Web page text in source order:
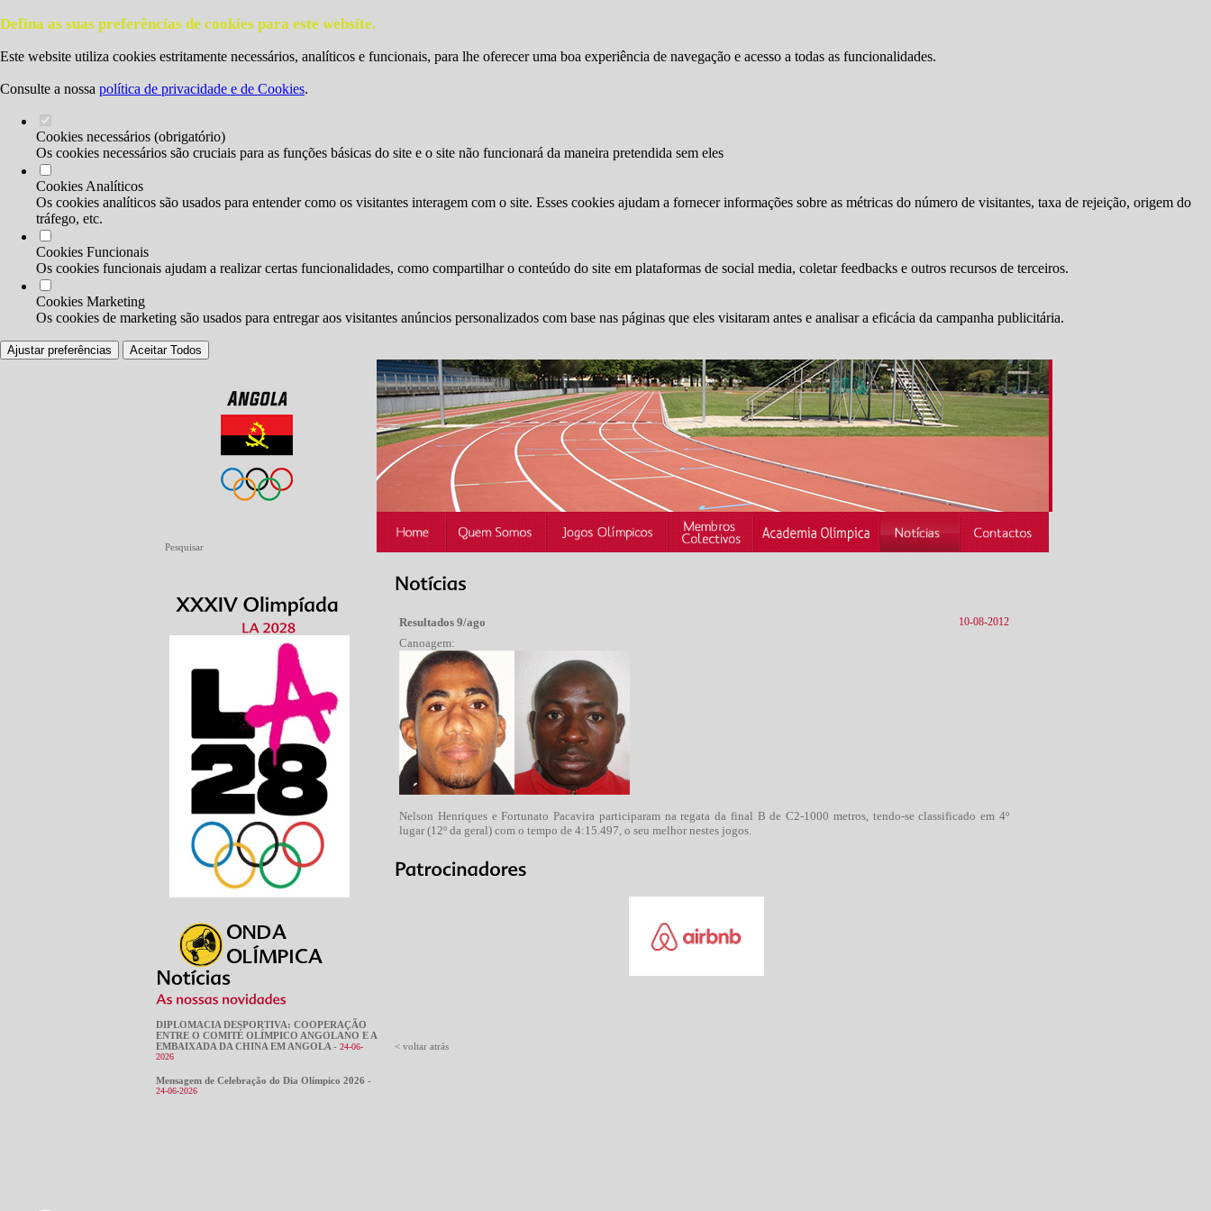
Defina as suas preferências de cookies para este website.
Este website utiliza cookies estritamente necessários, analíticos e funcionais, para lhe oferecer uma boa experiência de navegação e acesso a todas as funcionalidades.
Consulte a nossa política de privacidade e de Cookies.
Cookies necessários (obrigatório)
Os cookies necessários são cruciais para as funções básicas do site e o site não funcionará da maneira pretendida sem eles
Cookies Analíticos
Os cookies analíticos são usados para entender como os visitantes interagem com o site. Esses cookies ajudam a fornecer informações sobre as métricas do número de visitantes, taxa de rejeição, origem do
tráfego, etc.
Cookies Funcionais
Os cookies funcionais ajudam a realizar certas funcionalidades, como compartilhar o conteúdo do site em plataformas de social media, coletar feedbacks e outros recursos de terceiros.
Cookies Marketing
Os cookies de marketing são usados para entregar aos visitantes anúncios personalizados com base nas páginas que eles visitaram antes e analisar a eficácia da campanha publicitária.
Ajustar preferências Aceitar Todos
DIPLOMACIA DESPORTIVA: COOPERAÇÃO
ENTRE O COMITÉ OLÍMPICO ANGOLANO E A
EMBAIXADA DA CHINA EM ANGOLA - 24-06-
2026
Mensagem de Celebração do Dia Olímpico 2026 -
24-06-2026
Resultados 9/ago 10-08-2012
Canoagem:
Nelson Henriques e Fortunato Pacavira participaram na regata da final B de C2-1000 metros, tendo-se classificado em 4º
lugar (12º da geral) com o tempo de 4:15.497, o seu melhor nestes jogos.
< voltar atrás